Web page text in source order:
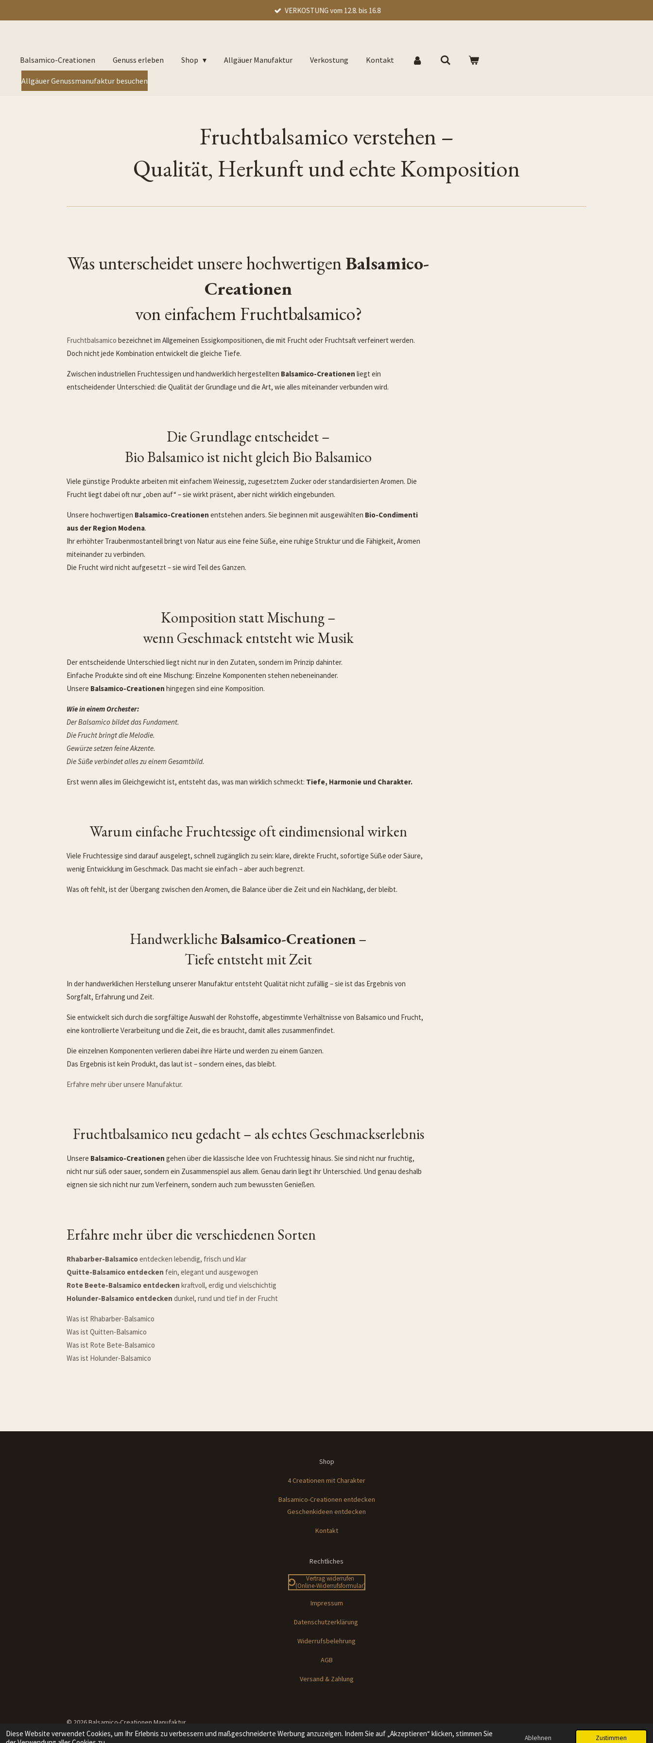
Diese Website verwendet Cookies, um Ihr Erlebnis zu verbessern und maßgeschneiderte Werbung anzuzeigen. Indem Sie auf „Akzeptieren“ klicken, stimmen Sie
Ablehnen Zustimmen
VERKOSTUNG vom 12.8. bis 16.8
Balsamico-Creationen Genuss erleben Shop Allgäuer Manufaktur Verkostung Kontakt
Allgäuer Genussmanufaktur besuchen
Fruchtbalsamico verstehen –
Qualität, Herkunft und echte Komposition
Was unterscheidet unsere hochwertigenBalsamico-
Creationen
von einfachem Fruchtbalsamico?
Fruchtbalsamico bezeichnet im Allgemeinen Essigkompositionen, die mit Frucht oder Fruchtsaft verfeinert werden.
Doch nicht jede Kombination entwickelt die gleiche Tiefe.
Zwischen industriellen Fruchtessigen und handwerklich hergestellten Balsamico-Creationen liegt ein
entscheidender Unterschied: die Qualität der Grundlage und die Art, wie alles miteinander verbunden wird.
Die Grundlage entscheidet –
Bio Balsamico ist nicht gleich Bio Balsamico
Viele günstige Produkte arbeiten mit einfachem Weinessig, zugesetztem Zucker oder standardisierten Aromen. Die
Frucht liegt dabei oft nur „oben auf“ – sie wirkt präsent, aber nicht wirklich eingebunden.
Unsere hochwertigen Balsamico-Creationen entstehen anders. Sie beginnen mit ausgewählten Bio-Condimenti
aus der Region Modena.
Ihr erhöhter Traubenmostanteil bringt von Natur aus eine feine Süße, eine ruhige Struktur und die Fähigkeit, Aromen
miteinander zu verbinden.
Die Frucht wird nicht aufgesetzt – sie wird Teil des Ganzen.
Komposition statt Mischung –
wenn Geschmack entsteht wie Musik
Der entscheidende Unterschied liegt nicht nur in den Zutaten, sondern im Prinzip dahinter.
Einfache Produkte sind oft eine Mischung: Einzelne Komponenten stehen nebeneinander.
Unsere Balsamico-Creationen hingegen sind eine Komposition.
Wie in einem Orchester:
Der Balsamico bildet das Fundament.
Die Frucht bringt die Melodie.
Gewürze setzen feine Akzente.
Die Süße verbindet alles zu einem Gesamtbild.
Erst wenn alles im Gleichgewicht ist, entsteht das, was man wirklich schmeckt: Tiefe, Harmonie und Charakter.
Warum einfache Fruchtessige oft eindimensional wirken
Viele Fruchtessige sind darauf ausgelegt, schnell zugänglich zu sein: klare, direkte Frucht, sofortige Süße oder Säure,
wenig Entwicklung im Geschmack. Das macht sie einfach – aber auch begrenzt.
Was oft fehlt, ist der Übergang zwischen den Aromen, die Balance über die Zeit und ein Nachklang, der bleibt.
HandwerklicheBalsamico-Creationen–
Tiefe entsteht mit Zeit
In der handwerklichen Herstellung unserer Manufaktur entsteht Qualität nicht zufällig – sie ist das Ergebnis von
Sorgfalt, Erfahrung und Zeit.
Sie entwickelt sich durch die sorgfältige Auswahl der Rohstoffe, abgestimmte Verhältnisse von Balsamico und Frucht,
eine kontrollierte Verarbeitung und die Zeit, die es braucht, damit alles zusammenfindet.
Die einzelnen Komponenten verlieren dabei ihre Härte und werden zu einem Ganzen.
Das Ergebnis ist kein Produkt, das laut ist – sondern eines, das bleibt.
Erfahre mehr über unsere Manufaktur.
Fruchtbalsamico neu gedacht – als echtes Geschmackserlebnis
Unsere Balsamico-Creationen gehen über die klassische Idee von Fruchtessig hinaus. Sie sind nicht nur fruchtig,
nicht nur süß oder sauer, sondern ein Zusammenspiel aus allem. Genau darin liegt ihr Unterschied. Und genau deshalb
eignen sie sich nicht nur zum Verfeinern, sondern auch zum bewussten Genießen.
Erfahre mehr über die verschiedenen Sorten
Rhabarber-Balsamicoentdecken lebendig, frisch und klar
Quitte-Balsamico entdecken fein, elegant und ausgewogen
Rote Beete-Balsamico entdecken kraftvoll, erdig und vielschichtig
Holunder-Balsamico entdecken dunkel, rund und tief in der Frucht
Was ist Rhabarber-Balsamico
Was ist Quitten-Balsamico
Was ist Rote Bete-Balsamico
Was ist Holunder-Balsamico
Shop
4 Creationen mit Charakter
Balsamico-Creationen entdecken
Geschenkideen entdecken
Kontakt
Rechtliches
Vertrag widerrufen
(Online-Widerrufsformular)
Impressum
Datenschutzerklärung
Widerrufsbelehrung
AGB
Versand & Zahlung
© 2026 Balsamico-Creationen Manufaktur